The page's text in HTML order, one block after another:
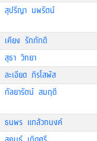
สุปรีญา นพรัตน์
เคียง รักภักดี
สุธา วิทยา
ละเอียด ภิรโสพัส
กัลยารัตน์ สมฤดี
ธนพร แกล้วทนงค์